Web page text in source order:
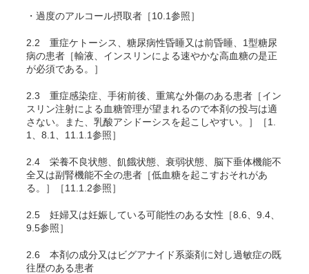
・過度のアルコール摂取者［10.1参照］
2.2 重症ケトーシス、糖尿病性昏睡又は前昏睡、1型糖尿
病の患者［輸液、インスリンによる速やかな高血糖の是正
が必須である。］
2.3 重症感染症、手術前後、重篤な外傷のある患者［イン
スリン注射による血糖管理が望まれるので本剤の投与は適
さない。また、乳酸アシドーシスを起こしやすい。］［1.
1、8.1、11.1.1参照］
2.4 栄養不良状態、飢餓状態、衰弱状態、脳下垂体機能不
全又は副腎機能不全の患者［低血糖を起こすおそれがあ
る。］［11.1.2参照］
2.5 妊婦又は妊娠している可能性のある女性［8.6、9.4、
9.5参照］
2.6 本剤の成分又はビグアナイド系薬剤に対し過敏症の既
往歴のある患者